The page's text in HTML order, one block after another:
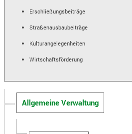
Erschließungsbeiträge
Straßenausbaubeiträge
Kulturangelegenheiten
Wirtschaftsförderung
Allgemeine Verwaltung